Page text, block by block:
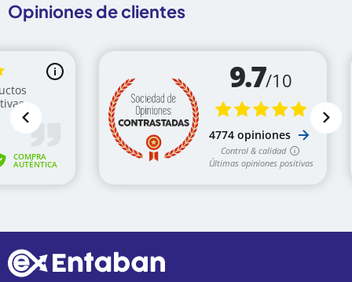
Opiniones de clientes